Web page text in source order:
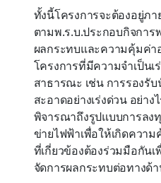
ทั้งนี้โครงการจะต้องอยู่ภ
ตามพ.ร.บ.ประกอบกิจการ
ผลกระทบและความคุ้มค่า
โครงการที่มีความจำเป็น
สาธารณะ เช่น การรองรั
สะอาดอย่างเร่งด่วน อย่า
พิจารณาถึงรูปแบบการลง
ข่ายไฟฟ้าเพื่อให้เกิดควา
ที่เกี่ยวข้องต้องร่วมมือกัน
จัดการผลกระทบต่อทางด้